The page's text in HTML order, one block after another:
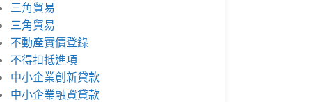
三角貿易
三角貿易
不動產實價登錄
不得扣抵進項
中小企業創新貸款
中小企業融資貸款